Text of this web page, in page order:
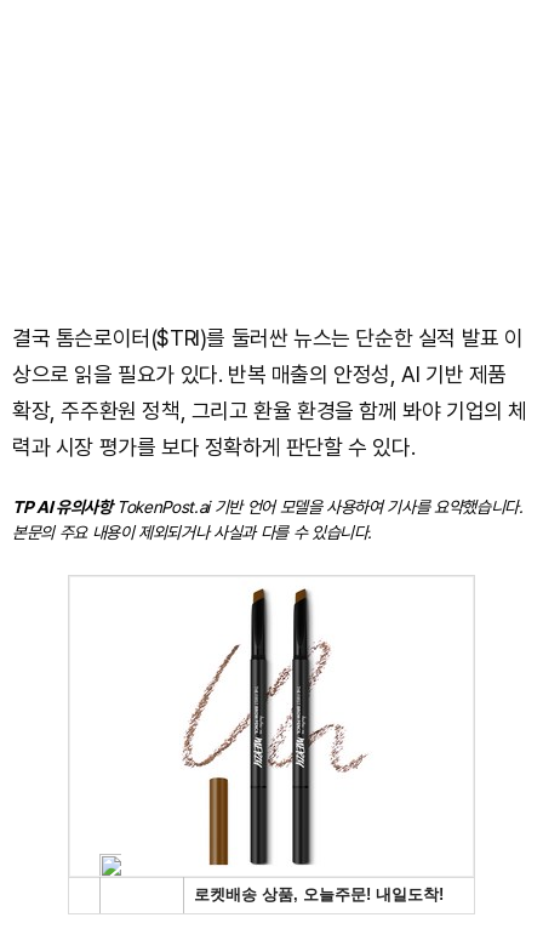
결국 톰슨로이터($TRI)를 둘러싼 뉴스는 단순한 실적 발표 이
상으로 읽을 필요가 있다. 반복 매출의 안정성, AI 기반 제품
확장, 주주환원 정책, 그리고 환율 환경을 함께 봐야 기업의 체
력과 시장 평가를 보다 정확하게 판단할 수 있다.
TP AI 유의사항TokenPost.ai 기반 언어 모델을 사용하여 기사를 요약했습니다.
본문의 주요 내용이 제외되거나 사실과 다를 수 있습니다.